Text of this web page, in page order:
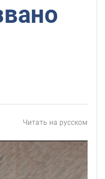
Читать на русском